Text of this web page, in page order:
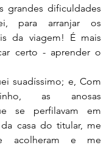
grandes dificuldades
para arranjar os
da viagem! É mais
certo - aprender o
suadíssimo; e, Com
as anosas
se perfilavam em
casa do titular, me
acolheram e me